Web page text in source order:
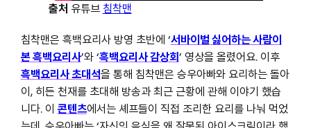
출처 유튜브 침착맨
침착맨은 흑백요리사 방영 초반에 ‘서바이벌 싫어하는 사람이
본 흑백요리사’와 ‘흑백요리사 감상회’ 영상을 올렸어요. 이후
흑백요리사 초대석을 통해 침착맨은 승우아빠와 요리하는 돌아
이, 히든 천재를 초대해 방송과 최근 근황에 관해 이야기 했습
니다. 이 콘텐츠에서는 셰프들이 직접 조리한 요리를 나눠 먹었